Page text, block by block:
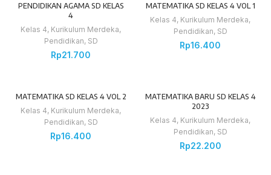
PENDIDIKAN AGAMA SD KELAS
4
Kelas 4, Kurikulum Merdeka,
Pendidikan, SD
Rp21.700
MATEMATIKA SD KELAS 4 VOL 1
Kelas 4, Kurikulum Merdeka,
Pendidikan, SD
Rp16.400
MATEMATIKA SD KELAS 4 VOL 2
Kelas 4, Kurikulum Merdeka,
Pendidikan, SD
Rp16.400
MATEMATIKA BARU SD KELAS 4
2023
Kelas 4, Kurikulum Merdeka,
Pendidikan, SD
Rp22.200